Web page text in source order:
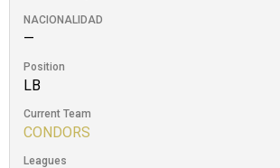
NACIONALIDAD
—
Position
LB
Current Team
CONDORS
Leagues